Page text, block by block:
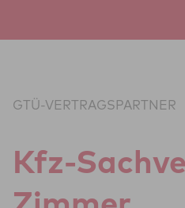
GTÜ-VERTRAGSPARTNER
Kfz-